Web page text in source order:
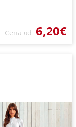
Cena od 6,20€